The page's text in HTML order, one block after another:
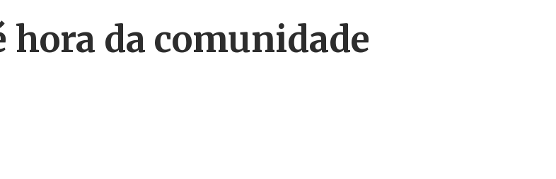
hora da comunidade